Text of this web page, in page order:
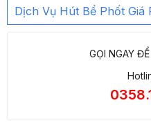
Dịch Vụ Hút Bể Phốt Giá
GỌI NGAY